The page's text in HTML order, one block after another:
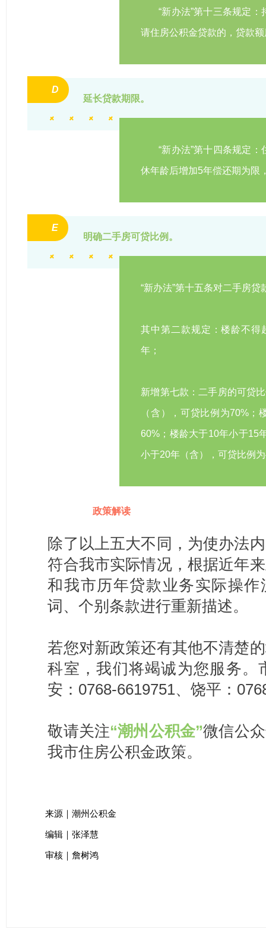
“新办法”第十三条规定
请住房公积金贷款的，贷款
D
延长贷款期限。
“新办法”第十四条规定
休年龄后增加5年偿还期为限
E
明确二手房可贷比例。
“新办法”第十五条对二手房
其中第二款规定：楼龄不得
年；
新增第七款：二手房的可贷
（含），可贷比例为70%
60%；楼龄大于10年小于15
小于20年（含），可贷比例
政策解读
除了以上五大不同，为使办法
符合我市实际情况，根据近年
和我市历年贷款业务实际操作
词、个别条款进行重新描述。
若您对新政策还有其他不清楚
科室，我们将竭诚为您服务。
安：0768-6619751、饶平：
敬请关注“潮州公积金”微信公
我市住房公积金政策。
来源｜潮州公积金
编辑｜张泽慧
审核｜詹树鸿